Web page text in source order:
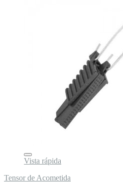
Vista rápida
Tensor de Acometida